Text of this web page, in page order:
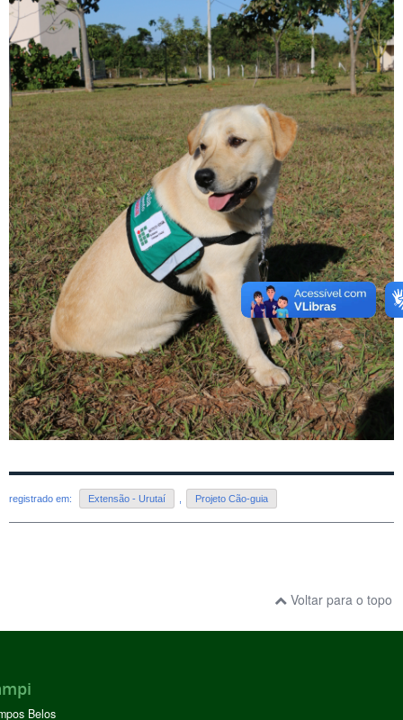
registrado em: Extensão - Urutaí Projeto Cão-guia
Voltar para o topo
Belos